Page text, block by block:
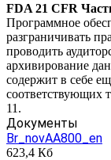
FDA 21 CFR
Программное
разграничивать
проводить
архивирование
содержит в себе
соответствующих
11.
Документы
Br_novAA800_en
623,4 Кб